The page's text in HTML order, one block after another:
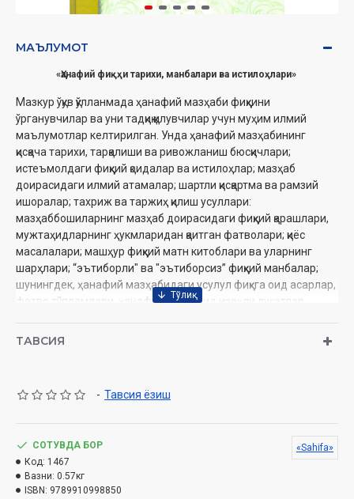
МАЪЛУМОТ
«Ҳанафий фиқҳи тарихи, манбалари ва истилоҳлари»
Мазкур ўқув қўлланмада ҳанафий мазҳаби фиқҳини
ўрганувчилар ва уни тадқиқ қилувчилар учун муҳим илмий
маълумотлар келтирилган. Унда ҳанафий мазҳабининг
қисқача тарихи, тарқалиши ва ривожланиш бюсқичлари;
истеъмолдаги фиқҳий қоидалар ва истилоҳлар; мазҳаб
доирасидаги илмий атамалар; шартли қисқартма ва рамзий
ишоралар; тахриж ва таржиҳ қилиш усуллари:
мазҳаббошиларнинг мазҳаб доирасидаги фиқҳий қарашлари,
мужтаҳидларнинг ҳукмларидан қаитган фатволари; қиёс
масалалари; машҳур фиқҳий матн китоблари ва уларнинг
шарҳлари; “эътиборли" ва "эътиборсиз” фиқҳий манбалар;
шунингдек, ҳанафий мазҳабидаги усулул фиқҳга оид асарлар,
фатво тўпламлари, ҳанафийликка оид изоҳли луғатлар,
255 нафар фақиҳнинг нисба, лақаб ва куняси; уларнинг қисқача
қозилар, Мадинаи мунаввараншнг етти нафар фақиҳи; қадим
ёритилган.
Ушбу илмий китоб ҳанафийлик фиқҳи билан қизиқувчилар,
изланувчилар ва тадқиқотчилар учуч мўлжалланган.
ТАВСИЯ
- Тавсия ёзиш
СОТУВДА БОР
Код: 1467
Вазни: 0.57кг
ISBN: 9789910998850
«Sahifa»